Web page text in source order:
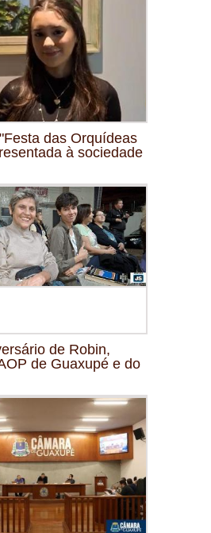
das Orquídeas
à sociedade
de Robin,
de Guaxupé e do